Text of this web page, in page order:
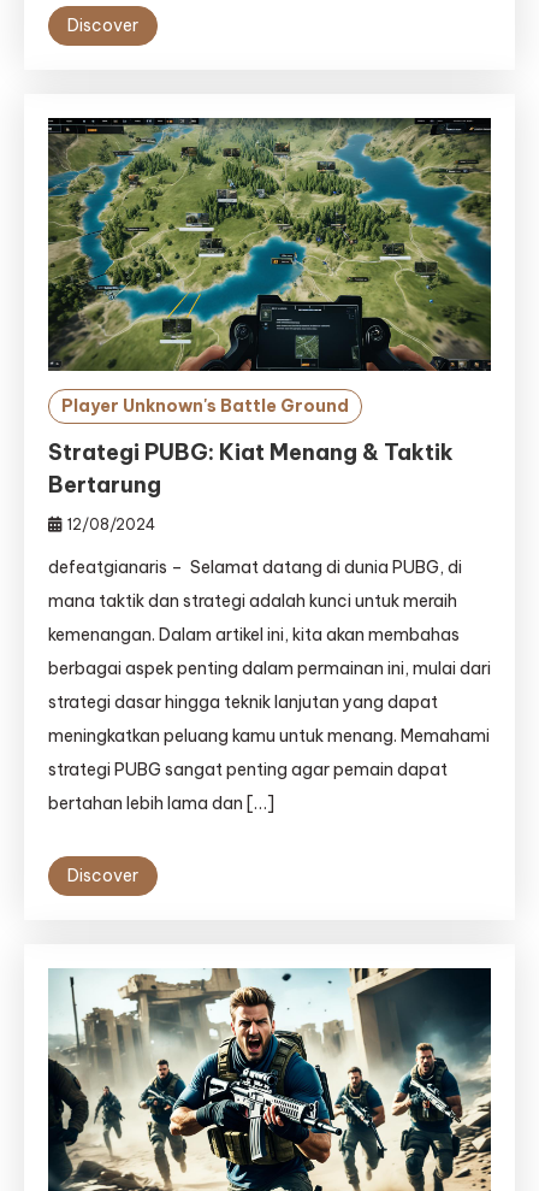
Discover
Player Unknown's Battle Ground
Strategi PUBG: Kiat Menang & Taktik
Bertarung
12/08/2024
defeatgianaris – Selamat datang di dunia PUBG, di
mana taktik dan strategi adalah kunci untuk meraih
kemenangan. Dalam artikel ini, kita akan membahas
berbagai aspek penting dalam permainan ini, mulai dari
strategi dasar hingga teknik lanjutan yang dapat
meningkatkan peluang kamu untuk menang. Memahami
strategi PUBG sangat penting agar pemain dapat
bertahan lebih lama dan […]
Discover